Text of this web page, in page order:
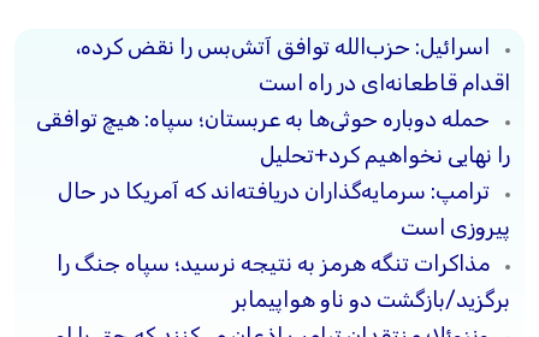
اسرائیل: حزب‌الله توافق آتش‌بس را نقض کرده،
اقدام قاطعانه‌ای در راه است
حمله دوباره حوثی‌ها به عربستان؛ سپاه: هیچ توافقی
را نهایی نخواهیم کرد+تحلیل
ترامپ: سرمایه‌گذاران دریافته‌اند که آمریکا در حال
پیروزی است
مذاکرات تنگه هرمز به نتیجه نرسید؛ سپاه جنگ را
برگزید/بازگشت دو ناو هواپیمابر